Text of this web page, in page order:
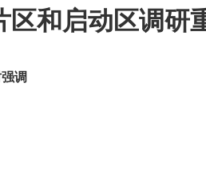
区和启动区调研
调